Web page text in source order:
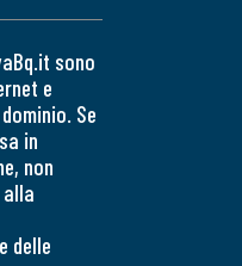
sono
e
Se
in
non
delle